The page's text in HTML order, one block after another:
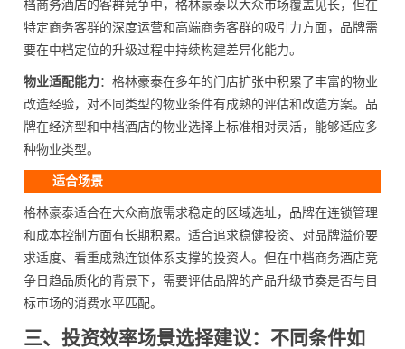
档商务酒店的客群竞争中，格林豪泰以大众市场覆盖见长，但在
特定商务客群的深度运营和高端商务客群的吸引力方面，品牌需
要在中档定位的升级过程中持续构建差异化能力。
物业适配能力：格林豪泰在多年的门店扩张中积累了丰富的物业
改造经验，对不同类型的物业条件有成熟的评估和改造方案。品
牌在经济型和中档酒店的物业选择上标准相对灵活，能够适应多
种物业类型。
适合场景
格林豪泰适合在大众商旅需求稳定的区域选址，品牌在连锁管理
和成本控制方面有长期积累。适合追求稳健投资、对品牌溢价要
求适度、看重成熟连锁体系支撑的投资人。但在中档商务酒店竞
争日趋品质化的背景下，需要评估品牌的产品升级节奏是否与目
标市场的消费水平匹配。
三、投资效率场景选择建议：不同条件如